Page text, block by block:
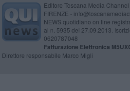
Editore Toscana Media
FIRENZE -
NEWS quotidiano on line
al n. 5935 del 27.09.2013.
0620787048
Fatturazione Elettronica
Direttore responsabile Marco Migli